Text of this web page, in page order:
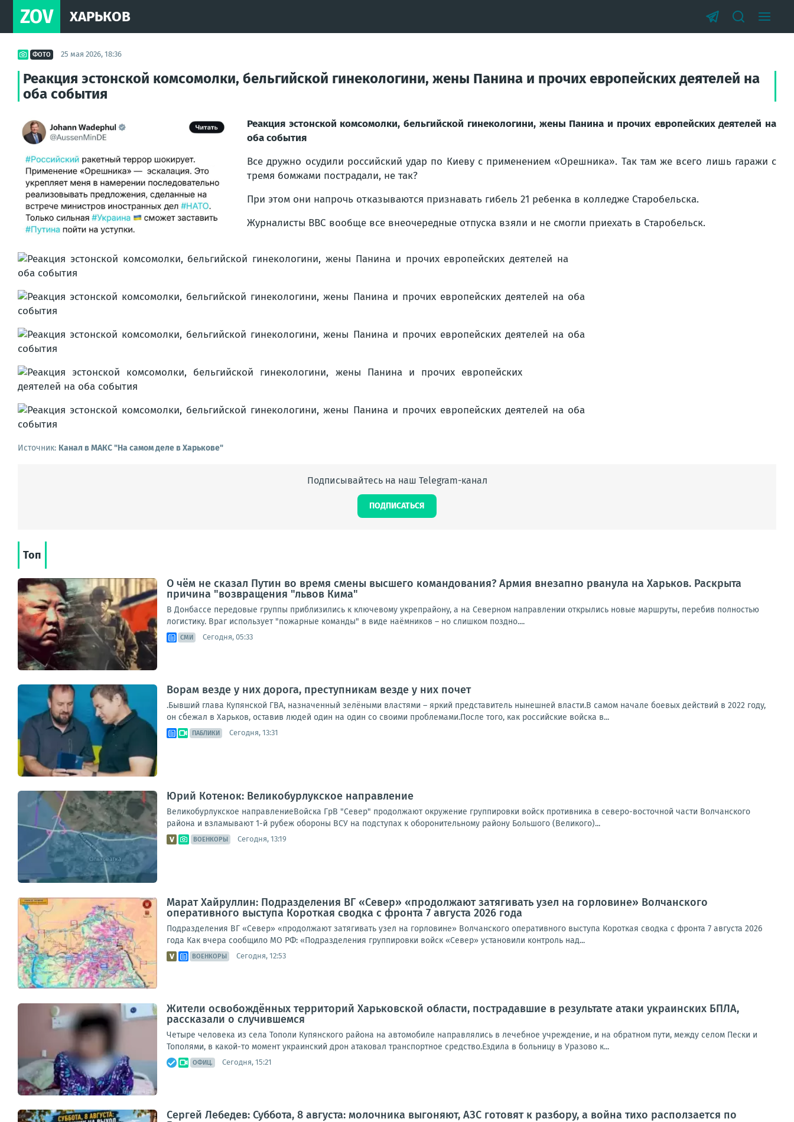
ZOV ХАРЬКОВ
ФОТО 25 мая 2026, 18:36
Реакция эстонской комсомолки, бельгийской гинекологини, жены Панина и прочих европейских деятелей на
оба события
Реакция эстонской комсомолки, бельгийской гинекологини, жены Панина и прочих европейских деятелей на
оба события
Все дружно осудили российский удар по Киеву с применением «Орешника». Так там же всего лишь гаражи с
тремя бомжами пострадали, не так?
При этом они напрочь отказываются признавать гибель 21 ребенка в колледже Старобельска.
Журналисты BBC вообще все внеочередные отпуска взяли и не смогли приехать в Старобельск.
Источник: Канал в МАКС "На самом деле в Харькове"
Подписывайтесь на наш Telegram-канал
ПОДПИСАТЬСЯ
Топ
О чём не сказал Путин во время смены высшего командования? Армия внезапно рванула на Харьков. Раскрыта
причина "возвращения "львов Кима"
В Донбассе передовые группы приблизились к ключевому укрепрайону, а на Северном направлении открылись новые маршруты, перебив полностью
логистику. Враг использует "пожарные команды" в виде наёмников – но слишком поздно....
СМИ Сегодня, 05:33
Ворам везде у них дорога, преступникам везде у них почет
.Бывший глава Купянской ГВА, назначенный зелёными властями – яркий представитель нынешней власти.В самом начале боевых действий в 2022 году,
он сбежал в Харьков, оставив людей один на один со своими проблемами.После того, как российские войска в...
ПАБЛИКИ Сегодня, 13:31
Юрий Котенок: Великобурлукское направление
Великобурлукское направлениеВойска ГрВ "Север" продолжают окружение группировки войск противника в северо-восточной части Волчанского
района и взламывают 1-й рубеж обороны ВСУ на подступах к оборонительному району Большого (Великого)...
ВОЕНКОРЫ Сегодня, 13:19
Марат Хайруллин: Подразделения ВГ «Север» «продолжают затягивать узел на горловине» Волчанского
оперативного выступа Короткая сводка с фронта 7 августа 2026 года
Подразделения ВГ «Север» «продолжают затягивать узел на горловине» Волчанского оперативного выступа Короткая сводка с фронта 7 августа 2026
года Как вчера сообщило МО РФ: «Подразделения группировки войск «Север» установили контроль над...
ВОЕНКОРЫ Сегодня, 12:53
Жители освобождённых территорий Харьковской области, пострадавшие в результате атаки украинских БПЛА,
рассказали о случившемся
Четыре человека из села Тополи Купянского района на автомобиле направлялись в лечебное учреждение, и на обратном пути, между селом Пески и
Тополями, в какой-то момент украинский дрон атаковал транспортное средство.Ездила в больницу в Уразово к...
ОФИЦ. Сегодня, 15:21
Сергей Лебедев: Суббота, 8 августа: молочника выгоняют, АЗС готовят к разбору, а война тихо расползается по